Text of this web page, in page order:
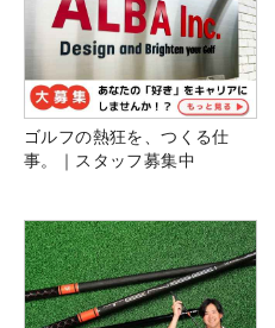
ゴルフの熱狂を、つくる仕
事。｜スタッフ募集中